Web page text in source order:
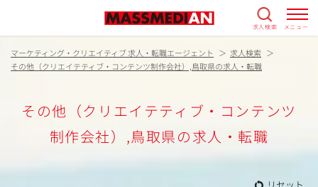
求人検索 メニュー
マーケティング・クリエイティブ 求人・転職エージェント
求人検索
その他（クリエイテティブ・コンテンツ制作会社）,鳥取県の求人・転職
その他（クリエイテティブ・コンテンツ
制作会社）,鳥取県の求人・転職